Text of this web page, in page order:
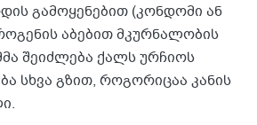
გამოყენებით (კონდომი ან
აბებით მკურნალობის
შეიძლება ქალს ურჩიოს
სხვა გზით, როგორიცაა კანის